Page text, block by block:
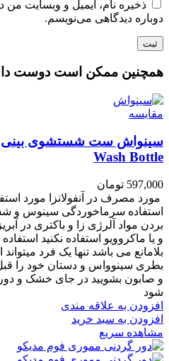
ذخیره نام، ایمیل و وبسایت من
دوباره دیدگاهی می‌نویسم.
همچنین ممکن است دوست
مقایسه
Wash Bottle
597,000 تومان
مورد مصرف در آنفولانزا مورد
استفاده سرماخوردگی سینوس و
بردن مواد آلرژی زا و باکتری در
و یا ماکروویو استفاده نکنید
بلامانع می باشد تنها یک فرد میتواند
بطری سینوواس و دستان خود را قبل
و صابون بشویید در جای خشک و
شود
افزودن به علاقه مندی
افزودن به سبد خرید
مشاهده سریع